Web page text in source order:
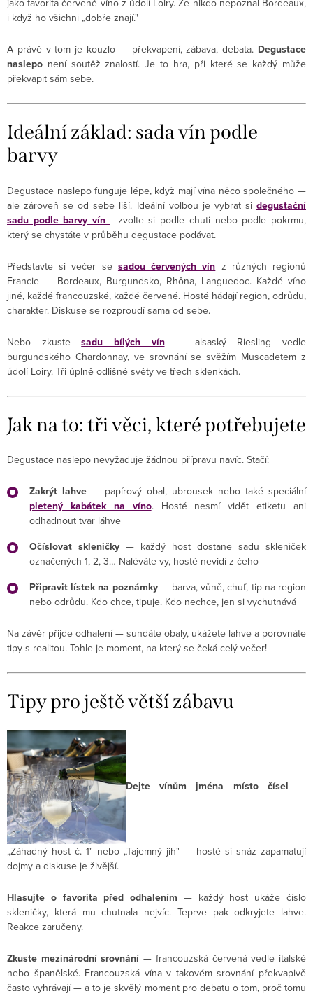
jako favorita červené víno z údolí Loiry. Že nikdo nepoznal Bordeaux,
i když ho všichni „dobře znají."
A právě v tom je kouzlo — překvapení, zábava, debata. Degustace
naslepo není soutěž znalostí. Je to hra, při které se každý může
překvapit sám sebe.
Ideální základ: sada vín podle
barvy
Degustace naslepo funguje lépe, když mají vína něco společného —
ale zároveň se od sebe liší. Ideální volbou je vybrat si degustační
sadu podle barvy vín - zvolte si podle chuti nebo podle pokrmu,
který se chystáte v průběhu degustace podávat.
Představte si večer se sadou červených vín z různých regionů
Francie — Bordeaux, Burgundsko, Rhôna, Languedoc. Každé víno
jiné, každé francouzské, každé červené. Hosté hádají region, odrůdu,
charakter. Diskuse se rozproudí sama od sebe.
Nebo zkustesadu bílých vín— alsaský Riesling vedle
burgundského Chardonnay, ve srovnání se svěžím Muscadetem z
údolí Loiry. Tři úplně odlišné světy ve třech sklenkách.
Jak na to: tři věci, které potřebujete
Degustace naslepo nevyžaduje žádnou přípravu navíc. Stačí:
Zakrýt lahve — papírový obal, ubrousek nebo také speciální
pletený kabátek na víno. Hosté nesmí vidět etiketu ani
odhadnout tvar láhve
Očíslovat skleničky — každý host dostane sadu skleniček
označených 1, 2, 3… Naléváte vy, hosté nevidí z čeho
Připravit lístek na poznámky— barva, vůně, chuť, tip na region
nebo odrůdu. Kdo chce, tipuje. Kdo nechce, jen si vychutnává
Na závěr přijde odhalení — sundáte obaly, ukážete lahve a porovnáte
tipy s realitou. Tohle je moment, na který se čeká celý večer!
Tipy pro ještě větší zábavu
Dejte vínům jména místo čísel —
„Záhadný host č. 1" nebo „Tajemný jih" — hosté si snáz zapamatují
dojmy a diskuse je živější.
Hlasujte o favorita před odhalením — každý host ukáže číslo
skleničky, která mu chutnala nejvíc. Teprve pak odkryjete lahve.
Reakce zaručeny.
Zkuste mezinárodní srovnání— francouzská červená vedle italské
nebo španělské. Francouzská vína v takovém srovnání překvapivě
často vyhrávají — a to je skvělý moment pro debatu o tom, proč tomu